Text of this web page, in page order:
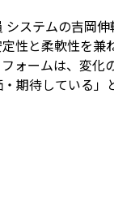
ステムの吉岡
性と柔軟性を
ォームは、変
期待している」